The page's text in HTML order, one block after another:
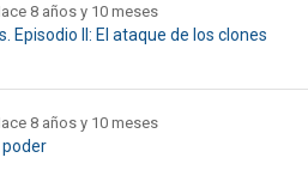
8 años y 10 meses
Episodio II: El ataque de los clones
8 años y 10 meses